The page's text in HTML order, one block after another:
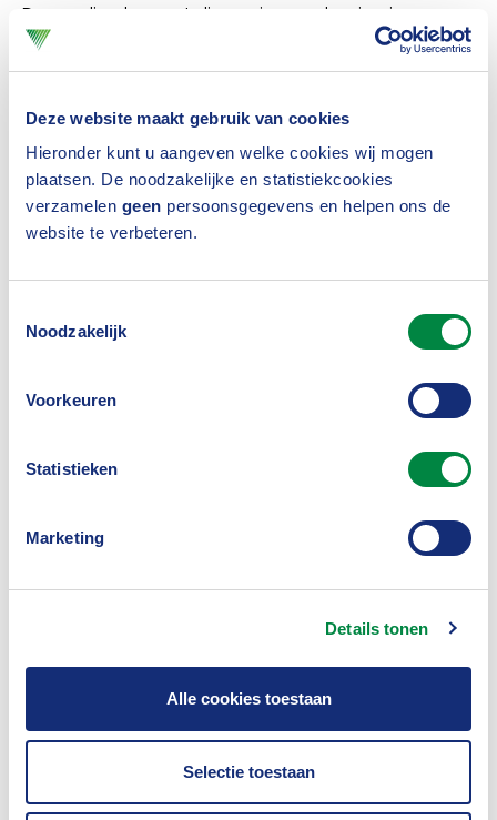
Deze website maakt gebruik van cookies
Hieronder kunt u aangeven welke cookies wij mogen
plaatsen. De noodzakelijke en statistiekcookies
verzamelen geen persoonsgegevens en helpen ons de
website te verbeteren.
Noodzakelijk
Voorkeuren
Statistieken
Marketing
Details tonen
Alle cookies toestaan
Selectie toestaan
Inloggen
De regeling beoogt discussies op dossierniveau
over de hoogte van de te vergoeden
categorie zaken overbodig te maken.
Bekijk het Convenant Buitengerechtelijke kosten -
Medische Aansprakelijkheid
(convenant)
(convenant)
Bijlagen
Staffel